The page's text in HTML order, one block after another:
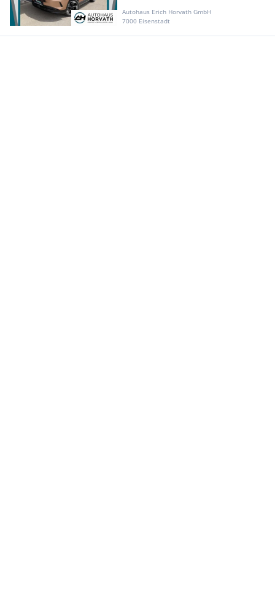
Autohaus Erich Horvath GmbH
7000 Eisenstadt